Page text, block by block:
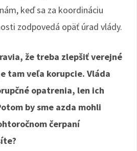
keď sa za koordináciu
zodpovedá opäť úrad vlády.
že treba zlepšiť verejné
tam veľa korupcie. Vláda
opatrenia, len ich
by sme azda mohli
čerpaní